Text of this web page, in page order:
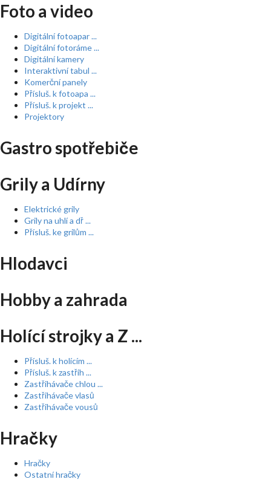
Foto a video
Digitální fotoapar ...
Digitální fotoráme ...
Digitální kamery
Interaktivní tabul ...
Komerční panely
Přísluš. k fotoapa ...
Přísluš. k projekt ...
Projektory
Gastro spotřebiče
Grily a Udírny
Elektrické grily
Grily na uhlí a dř ...
Přísluš. ke grilům ...
Hlodavci
Hobby a zahrada
Holící strojky a Z ...
Přísluš. k holícím ...
Přísluš. k zastřih ...
Zastřihávače chlou ...
Zastřihávače vlasů
Zastřihávače vousů
Hračky
Hračky
Ostatní hračky